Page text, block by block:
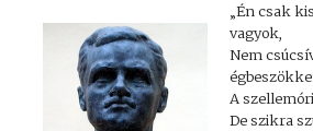
„Én csak
vagyok,
Nem
A
De szikra